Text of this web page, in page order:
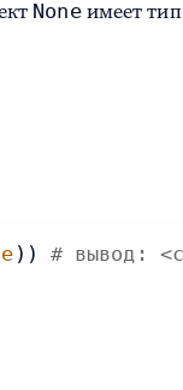
Noneимеет тип
)) # вывод: